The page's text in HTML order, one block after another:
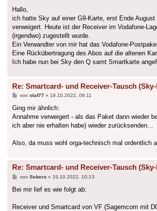
Hallo,
ich hatte Sky auf einer G9-Karte, erst Ende
verweigert. Heute ist der Receiver im Vodafone-
(irgendwo) zugestellt wurde.
Ein Verwandter von mir hat das Vodafone-
Eine Rückübertragung des Abos auf die altenen
Ich habe nun bei Sky den Q samt Smartkarte
Re: Smartcard- und Receiver-Tausch
Beitrag
von olaf77» 19.10.2022, 09:11
Ging mir ähnlich:
Annahme verweigert - als das Paket dann wieder
ich aber nie erhalten habe) wieder zurücksenden...
Also, da muss wohl orga-technisch mal ordentlich
Re: Smartcard- und Receiver-Tausch
Beitrag
von Sebero» 19.10.2022, 10:13
Bei mir lief es wie folgt ab:
Receiver und Smartcard von VF (Sagemcom mit